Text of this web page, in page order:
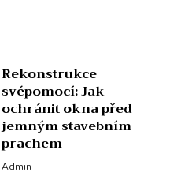
Rekonstrukce
svépomocí: Jak
ochránit okna před
jemným stavebním
prachem
Admin